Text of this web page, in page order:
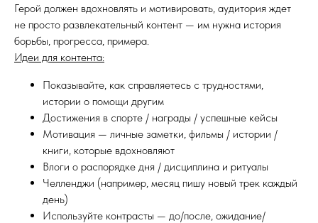
Герой должен вдохновлять и мотивировать, аудитория ждет
не просто развлекательный контент — им нужна история
борьбы, прогресса, примера.
Идеи для контента:
Показывайте, как справляетесь с трудностями,
истории о помощи другим
Достижения в спорте / награды / успешные кейсы
Мотивация — личные заметки, фильмы / истории /
книги, которые вдохновляют
Влоги о распорядке дня / дисциплина и ритуалы
Челленджи (например, месяц пишу новый трек каждый
день)
Используйте контрасты — до/после, ожидание/